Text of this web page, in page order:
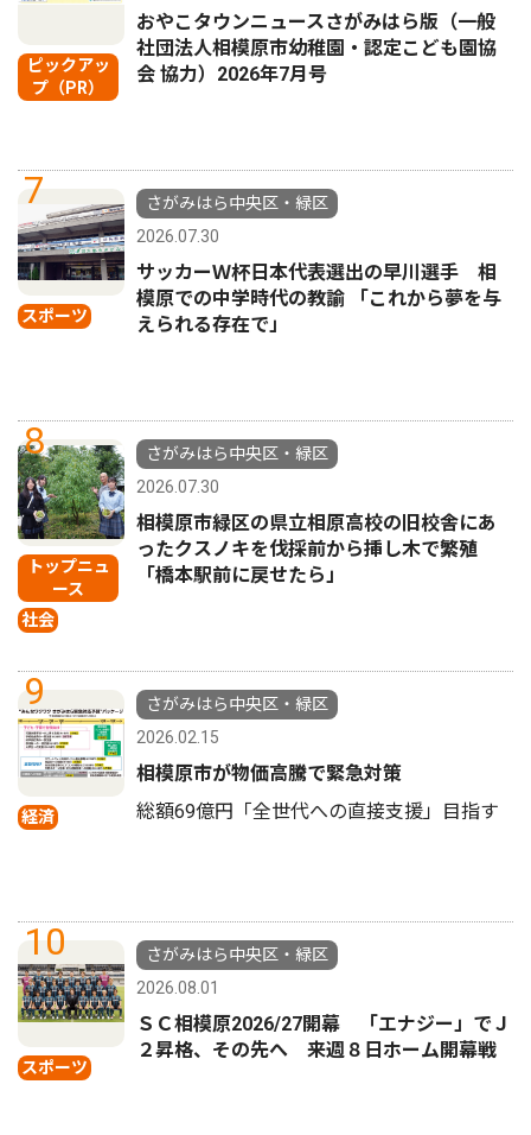
ピックアッ
プ（PR）
おやこタウンニュースさがみはら版（一般
社団法人相模原市幼稚園・認定こども園協
会 協力）2026年7月号
7
スポーツ
さがみはら中央区・緑区
2026.07.30
サッカーＷ杯日本代表選出の早川選手 相
模原での中学時代の教諭 「これから夢を与
えられる存在で」
8
トップニュ
ース
社会
さがみはら中央区・緑区
2026.07.30
相模原市緑区の県立相原高校の旧校舎にあ
ったクスノキを伐採前から挿し木で繁殖
「橋本駅前に戻せたら」
9
経済
さがみはら中央区・緑区
2026.02.15
相模原市が物価高騰で緊急対策
総額69億円「全世代への直接支援」目指す
10
スポーツ
さがみはら中央区・緑区
2026.08.01
ＳＣ相模原2026/27開幕 「エナジー」でＪ
２昇格、その先へ 来週８日ホーム開幕戦